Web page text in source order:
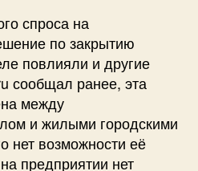
спроса на
по закрытию
повлияли и другие
сообщал ранее, эта
между
и жилыми городскими
нет возможности её
предприятии нет